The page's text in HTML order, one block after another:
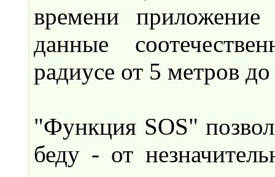
времени
данные
радиусе от 5 метров
"Функция SOS"
беду - от